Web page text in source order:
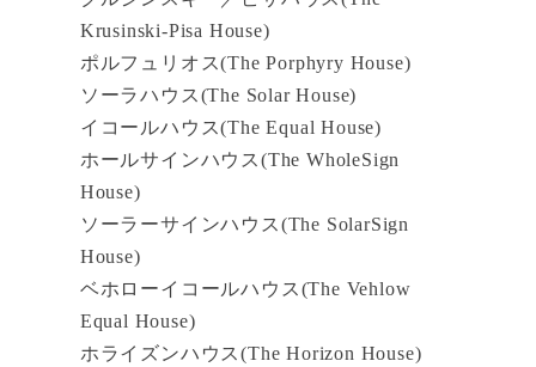
Krusinski-Pisa House)
ポルフュリオス(The Porphyry House)
ソーラハウス(The Solar House)
イコールハウス(The Equal House)
ホールサインハウス(The WholeSign
House)
ソーラーサインハウス(The SolarSign
House)
ベホローイコールハウス(The Vehlow
Equal House)
ホライズンハウス(The Horizon House)